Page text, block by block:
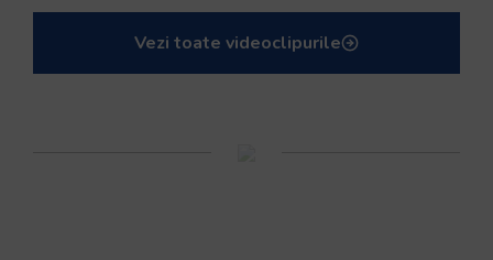
Vezi toate videoclipurile